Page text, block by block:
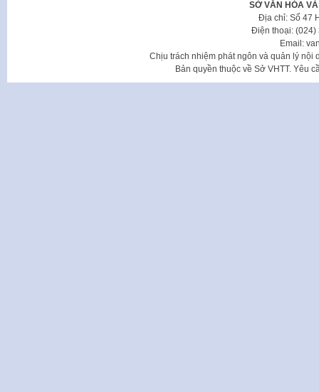
SỞ VĂN HÓA
Địa chỉ: Số 47
Điện thoại: (024)
Email:
Chịu trách nhiệm phát ngôn và quản lý nội
Bản quyền thuộc về Sở VHTT. Yêu